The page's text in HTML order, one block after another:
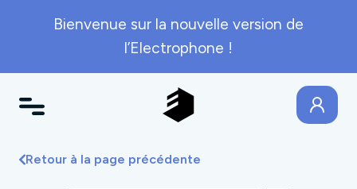
Bienvenue sur la nouvelle version de
l’Electrophone !
Retour à la page précédente